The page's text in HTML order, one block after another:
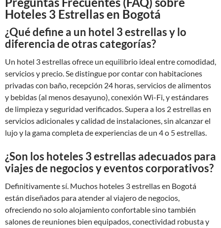
Hoteles 3 Estrellas en Bogotá
¿Qué define a un hotel 3 estrellas y lo
diferencia de otras categorías?
Un hotel 3 estrellas ofrece un equilibrio ideal entre comodidad,
servicios y precio. Se distingue por contar con habitaciones
privadas con baño, recepción 24 horas, servicios de alimentos
y bebidas (al menos desayuno), conexión Wi-Fi, y estándares
de limpieza y seguridad verificados. Supera a los 2 estrellas en
servicios adicionales y calidad de instalaciones, sin alcanzar el
lujo y la gama completa de experiencias de un 4 o 5 estrellas.
¿Son los hoteles 3 estrellas adecuados para
viajes de negocios y eventos corporativos?
Definitivamente sí. Muchos hoteles 3 estrellas en Bogotá
están diseñados para atender al viajero de negocios,
ofreciendo no solo alojamiento confortable sino también
salones de reuniones bien equipados, conectividad robusta y